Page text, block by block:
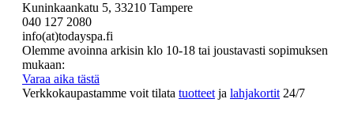
Kuninkaankatu 5, 33210 Tampere
040 127 2080
info(at)todayspa.fi
Olemme avoinna arkisin klo 10-18 tai joustavasti sopimuksen
mukaan:
Varaa aika tästä
Verkkokaupastamme voit tilata tuotteet ja lahjakortit 24/7